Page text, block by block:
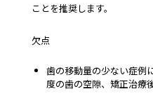
ことを推奨します。
欠点
歯の移動量の少ない症例
度の歯の空隙、矯正治療